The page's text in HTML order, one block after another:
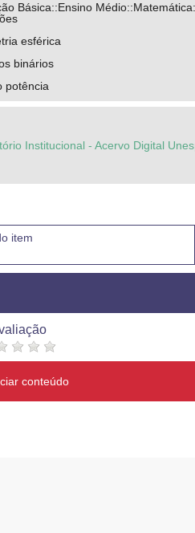
Básica::Ensino
esférica
binários
potência
Institucional - Acervo Digital
item
conteúdo